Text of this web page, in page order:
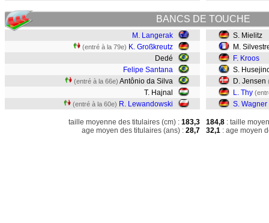
BANCS DE TOUCHE
M. Langerak
(entré à la 79e) K. Großkreutz
Dedé
Felipe Santana
(entré à la 66e) Antônio da Silva
T. Hajnal
(entré à la 60e) R. Lewandowski
taille moyenne des titulaires (cm) : 183,3
age moyen des titulaires (ans) : 28,7
S. Mielitz
M.
F. Kroos
S.
D. Jensen
L. Thy
S. Wagner
184,8 : taille
32,1 : age moyen